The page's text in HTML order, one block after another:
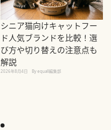
シニア猫向けキャットフー
ド人気ブランドを比較！選
び方や切り替えの注意点も
解説
2026年8月4日 By equall編集部